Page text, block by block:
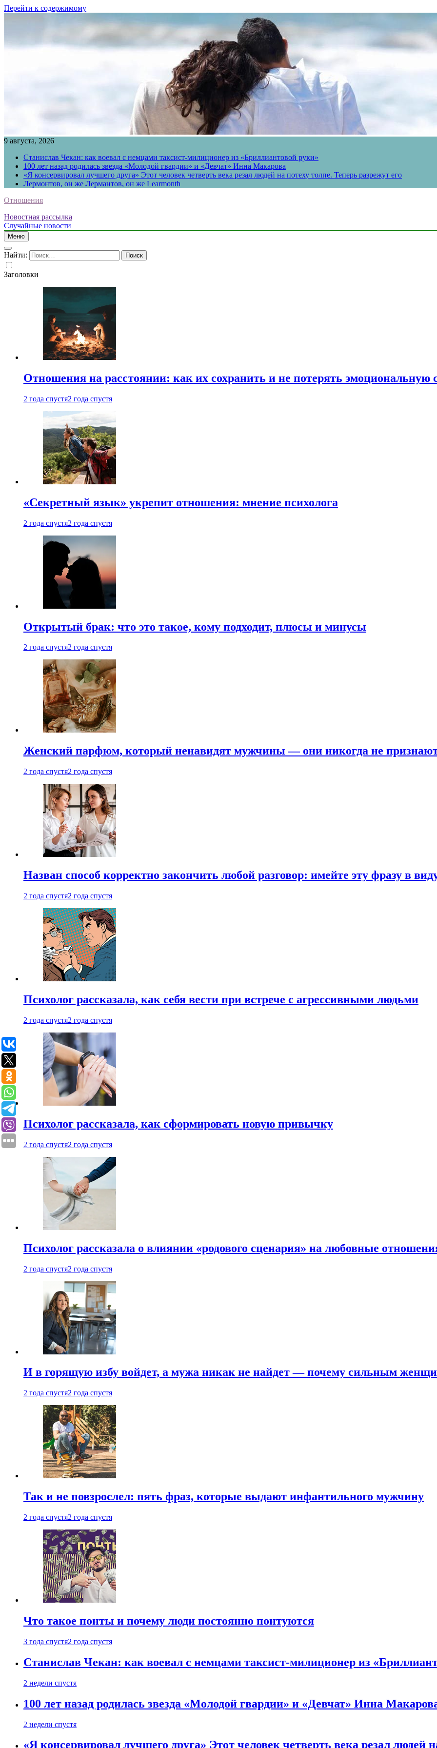
Перейти к содержимому
9 августа, 2026
Станислав Чекан: как воевал с немцами таксист-милиционер из «Бриллиантовой руки»
100 лет назад родилась звезда «Молодой гвардии» и «Девчат» Инна Макарова
«Я консервировал лучшего друга» Этот человек четверть века резал людей на потеху толпе. Теперь разрежут его
Лермонтов, он же Лермантов, он же Learmonth
Отношения
Новостная рассылка
Случайные новости
Меню
Найти:
Заголовки
Отношения на расстоянии: как их сохранить и не потерять
2 года спустя2 года спустя
«Секретный язык» укрепит отношения: мнение психолога
2 года спустя2 года спустя
Открытый брак: что это такое, кому подходит, плюсы и минусы
2 года спустя2 года спустя
Женский парфюм, который ненавидят мужчины — они никогда не
2 года спустя2 года спустя
Назван способ корректно закончить любой разговор: имейте эту фразу в
2 года спустя2 года спустя
Психолог рассказала, как себя вести при встрече с агрессивными людьми
2 года спустя2 года спустя
Психолог рассказала, как сформировать новую привычку
2 года спустя2 года спустя
Психолог рассказала о влиянии «родового сценария» на любовные
2 года спустя2 года спустя
И в горящую избу войдет, а мужа никак не найдет — почему сильным
2 года спустя2 года спустя
Так и не повзрослел: пять фраз, которые выдают инфантильного мужчину
2 года спустя2 года спустя
Что такое понты и почему люди постоянно понтуются
3 года спустя2 года спустя
Станислав Чекан: как воевал с немцами таксист-милиционер из
2 недели спустя
100 лет назад родилась звезда «Молодой гвардии» и «Девчат» Инна
2 недели спустя
«Я консервировал лучшего друга» Этот человек четверть века резал людей